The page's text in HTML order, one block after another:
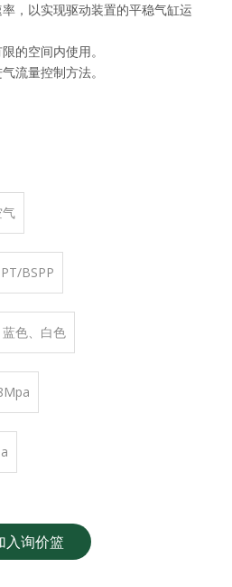
，以实现驱动装置的平稳气缸运
的空间内使用。
流量控制方法。
BSPP
色、白色
入询价篮